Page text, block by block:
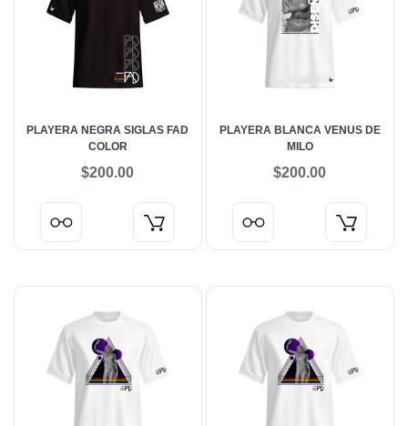
PLAYERA NEGRA SIGLAS FAD
COLOR
$200.00
PLAYERA BLANCA VENUS DE
MILO
$200.00